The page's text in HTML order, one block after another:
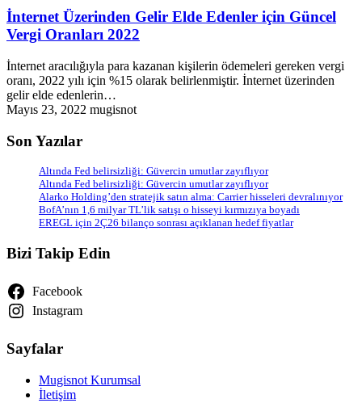
İnternet Üzerinden Gelir Elde Edenler için Güncel
Vergi Oranları 2022
İnternet aracılığıyla para kazanan kişilerin ödemeleri gereken vergi
oranı, 2022 yılı için %15 olarak belirlenmiştir. İnternet üzerinden
gelir elde edenlerin…
Mayıs 23, 2022 mugisnot
Son Yazılar
Altında Fed belirsizliği: Güvercin umutlar zayıflıyor
Altında Fed belirsizliği: Güvercin umutlar zayıflıyor
Alarko Holding’den stratejik satın alma: Carrier hisseleri devralınıyor
BofA’nın 1,6 milyar TL’lik satışı o hisseyi kırmızıya boyadı
EREGL için 2Ç26 bilanço sonrası açıklanan hedef fiyatlar
Bizi Takip Edin
Facebook
Instagram
Sayfalar
Mugisnot Kurumsal
İletişim